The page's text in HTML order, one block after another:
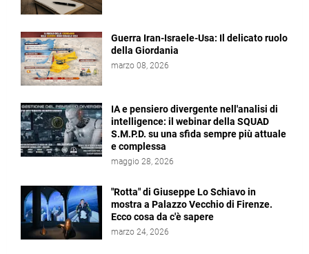
Guerra Iran-Israele-Usa: Il delicato ruolo
della Giordania
marzo 08, 2026
IA e pensiero divergente nell'analisi di
intelligence: il webinar della SQUAD
S.M.P.D. su una sfida sempre più attuale
e complessa
maggio 28, 2026
"Rotta" di Giuseppe Lo Schiavo in
mostra a Palazzo Vecchio di Firenze.
Ecco cosa da c'è sapere
marzo 24, 2026